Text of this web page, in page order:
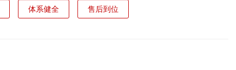
体系健全 售后到位